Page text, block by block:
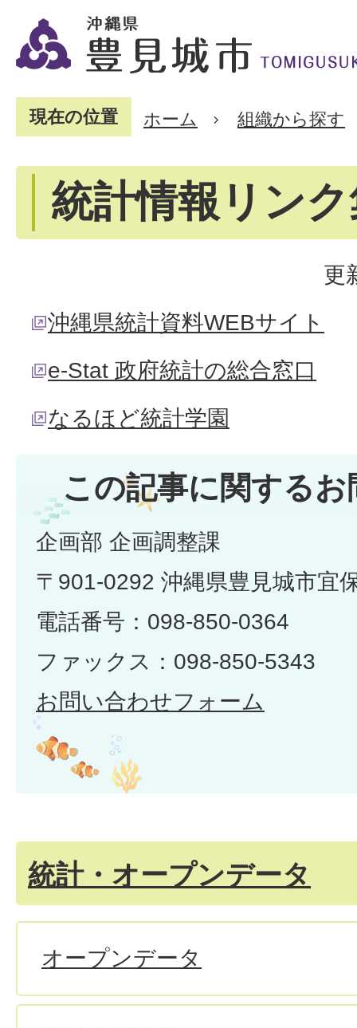
現在の位置 ホーム 組織から探す
統計情報リン
更
沖縄県統計資料WEBサイト
e-Stat 政府統計の総合窓口
なるほど統計学園
この記事に関する
企画部 企画調整課
〒901-0292 沖縄県豊見城市宜
電話番号：098-850-0364
ファックス：098-850-5343
お問い合わせフォーム
統計・オープンデータ
オープンデータ